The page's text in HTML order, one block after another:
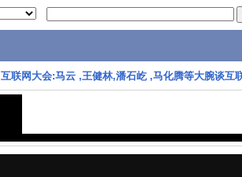
互联网大会:马云 ,王健林,潘石屹 ,马化腾等大腕谈互